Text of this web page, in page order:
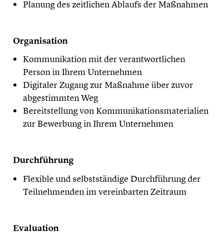
Planung des zeitlichen Ablaufs der Maßnahmen
​Organisation
Kommunikation mit der verantwortlichen
Person in Ihrem Unternehmen
Digitaler Zugang zur Maßnahme über zuvor
abgestimmten Weg
Bereitstellung von Kommunikationsmaterialien
zur Bewerbung in Ihrem Unternehmen
​Durchführung
Flexible und selbstständige Durchführung der
Teilnehmenden im vereinbarten Zeitraum
​Evaluation